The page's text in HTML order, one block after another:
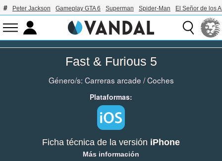
Peter Jackson Gameplay GTA 6 Superman Spider-Man El Señor de los
Fast & Furious 5
Género/s: Carreras arcade /Coches
Plataformas:
Ficha técnica de la versión iPhone
Más información